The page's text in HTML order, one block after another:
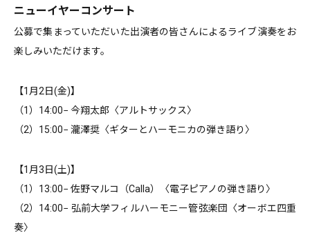
ニューイヤーコンサート
公募で集まっていただいた出演者の皆さんによるライブ演奏をお
楽しみいただけます。
【1月2日(金)】
（1）14:00− 今翔太郎〈アルトサックス〉
（2）15:00− 瀧澤奨〈ギターとハーモニカの弾き語り〉
【1月3日(土)】
（1）13:00− 佐野マルコ（Calla）〈電子ピアノの弾き語り〉
（2）14:00− 弘前大学フィルハーモニー管弦楽団〈オーボエ四重
奏〉